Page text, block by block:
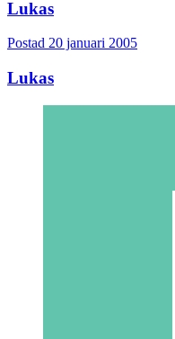
Lukas
Postad 20 januari 2005
Lukas